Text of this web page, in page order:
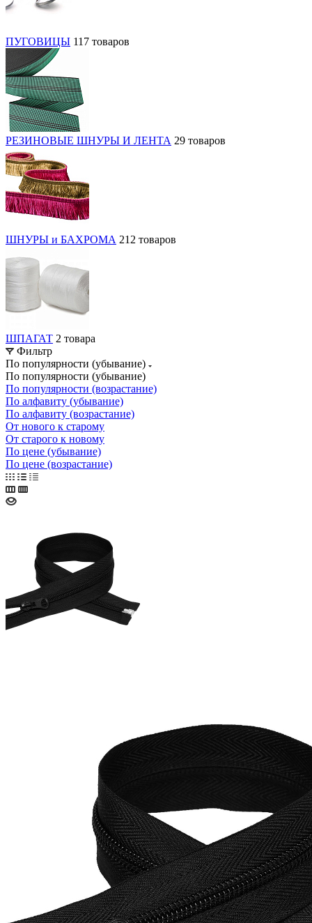
ПУГОВИЦЫ 117 товаров
РЕЗИНОВЫЕ ШНУРЫ И ЛЕНТА 29 товаров
ШНУРЫ и БАХРОМА 212 товаров
ШПАГАТ 2 товара
Фильтр
По популярности (убывание)
По популярности (убывание)
По популярности (возрастание)
По алфавиту (убывание)
По алфавиту (возрастание)
От нового к старому
От старого к новому
По цене (убывание)
По цене (возрастание)